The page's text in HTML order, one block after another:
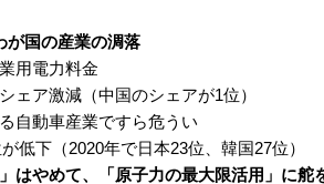
が国の産業の淍落
用電力料金
ェア激減（中国のシェアが1位）
自動車産業ですら危うい
低下（2020年で日本23位、韓国27位）
はやめて、「原子力の最大限活用」に舵